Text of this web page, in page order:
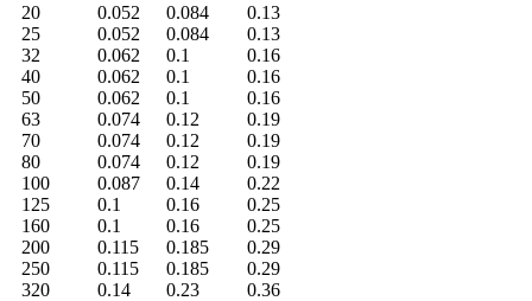
20
0.052 0.084
0.13
25
0.052 0.084
0.13
32
0.062 0.1
0.16
40
0.062 0.1
0.16
50
0.062 0.1
0.16
63
0.074 0.12
0.19
70
0.074 0.12
0.19
80
0.074 0.12
0.19
100
0.087 0.14
0.22
125
0.1 0.16
0.25
160
0.1 0.16
0.25
200
0.115 0.185
0.29
250
0.115 0.185
0.29
320
0.14 0.23 0.36